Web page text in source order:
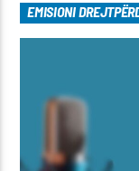
EMISIONI